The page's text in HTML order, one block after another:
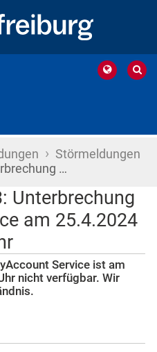
› Störmeldungen
…
Unterbrechung
am 25.4.2024
Service ist am
nicht verfügbar. Wir